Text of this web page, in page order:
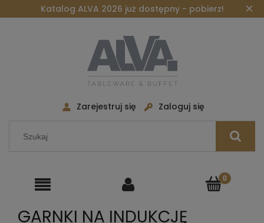
Katalog ALVA 2026 już dostępny - pobierz! ×
Zarejestruj się Zaloguj się
GARNKI NA INDUKCJĘ